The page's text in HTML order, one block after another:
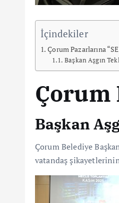
İçindekiler
Çorum Pazarlarına
Başkan Aşgın
Çorum
Başkan
Çorum Belediye
vatandaş